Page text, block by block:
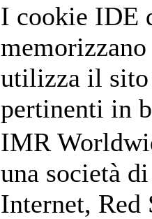
I cookie IDE
utilizza il sito
pertinenti in
IMR
una società
Internet, Red